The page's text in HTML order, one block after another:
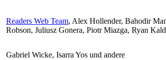
Readers Web Team, Alex Hollender, Bahodir
Robson, Juliusz Gonera, Piotr Miazga, Ryan
Gabriel Wicke, Isarra Yos und andere